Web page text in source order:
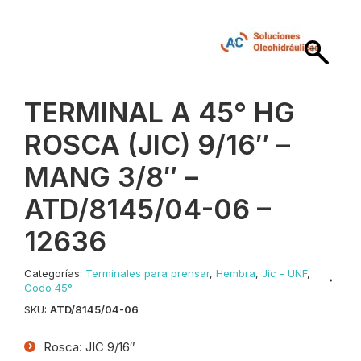
TERMINAL A 45° HG
ROSCA (JIC) 9/16″ –
MANG 3/8″ –
ATD/8145/04-06 –
12636
Categorías: Terminales para prensar, Hembra, Jic - UNF,
Codo 45°
SKU: ATD/8145/04-06
Rosca: JIC 9/16″